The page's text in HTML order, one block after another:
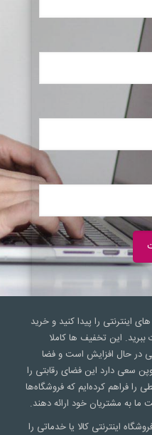
اینترنتی را پیدا کنید و خرید
این تخفیف ها کاملا
در حال افزایش است و فضا
سعی‌ دارد این فضای رقابتی را
فراهم کرده‌ایم که فروشگاه‌ها
ما به مشتریان خود ارائه دهند.
اینترنتی کالا یا خدماتی را